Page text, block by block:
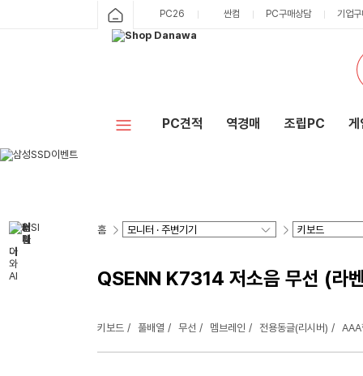
PC26 싼컴 PC구매상담 기업
PC견적 역경매 조립PC 게
홈
QSENN K7314 저소음 무선 (라
키보드 풀배열 무선 멤브레인 전용동글(리시버)